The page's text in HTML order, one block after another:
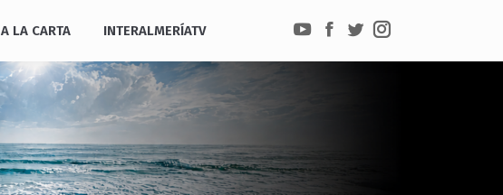
A LA CARTA INTERALMERÍATV
YouTube
Facebook
TwitterInstagram